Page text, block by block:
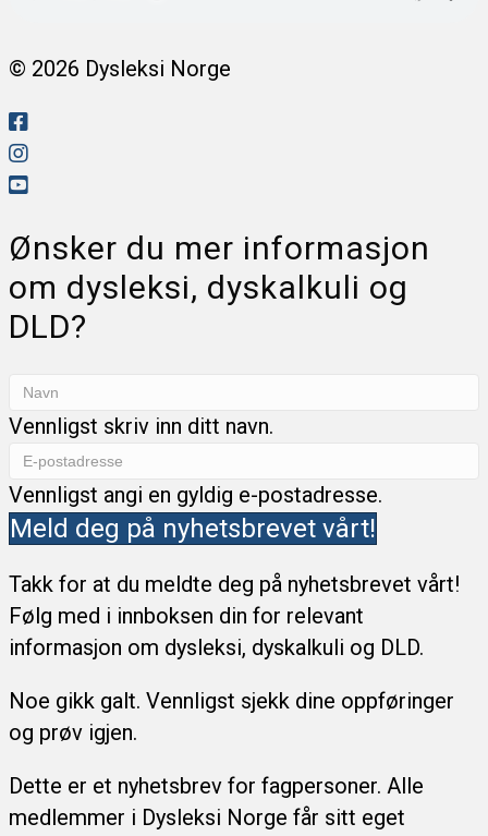
© 2026 Dysleksi Norge
Ønsker du mer informasjon
om dysleksi, dyskalkuli og
DLD?
Vennligst skriv inn ditt navn.
Vennligst angi en gyldig e-postadresse.
Meld deg på nyhetsbrevet vårt!
Takk for at du meldte deg på nyhetsbrevet vårt!
Følg med i innboksen din for relevant
informasjon om dysleksi, dyskalkuli og DLD.
Noe gikk galt. Vennligst sjekk dine oppføringer
og prøv igjen.
Dette er et nyhetsbrev for fagpersoner. Alle
medlemmer i Dysleksi Norge får sitt eget